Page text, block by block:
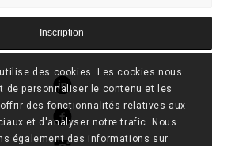
Linkedin
Facebook
des cookies. Les cookies nous
de personnaliser le contenu et les
des fonctionnalités relatives aux
et d'analyser notre trafic. Nous
également des informations sur